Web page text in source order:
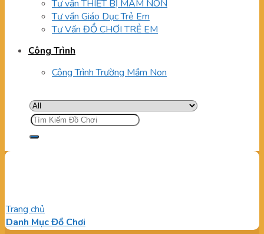
Tư vấn THIẾT BỊ MẦM NON
Tư vấn Giáo Dục Trẻ Em
Tư Vấn ĐỒ CHƠI TRẺ EM
Công Trình
Công Trình Trường Mầm Non
Tìm
kiếm:
Trang chủ
Danh Mục Đồ Chơi